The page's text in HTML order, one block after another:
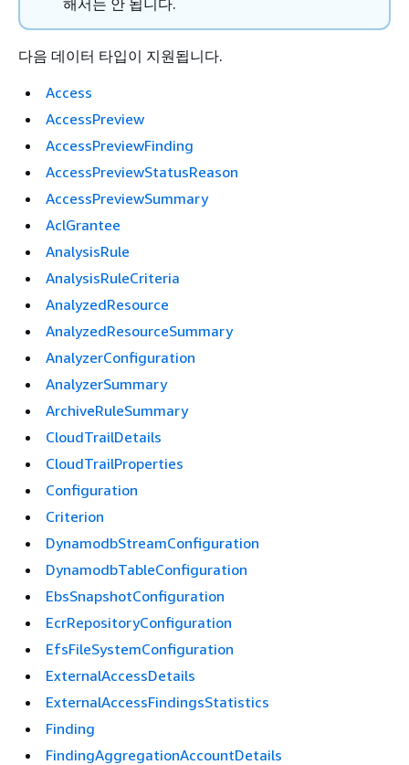
해서는 안 됩니다.
다음 데이터 타입이 지원됩니다.
Access
AccessPreview
AccessPreviewFinding
AccessPreviewStatusReason
AccessPreviewSummary
AclGrantee
AnalysisRule
AnalysisRuleCriteria
AnalyzedResource
AnalyzedResourceSummary
AnalyzerConfiguration
AnalyzerSummary
ArchiveRuleSummary
CloudTrailDetails
CloudTrailProperties
Configuration
Criterion
DynamodbStreamConfiguration
DynamodbTableConfiguration
EbsSnapshotConfiguration
EcrRepositoryConfiguration
EfsFileSystemConfiguration
ExternalAccessDetails
ExternalAccessFindingsStatistics
Finding
FindingAggregationAccountDetails